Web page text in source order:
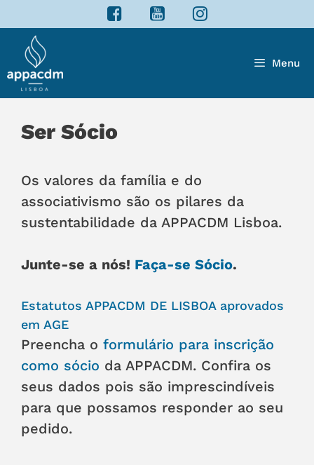
para
conteúdo
Menu
Ser Sócio
Os valores da família e do
associativismo são os pilares da
sustentabilidade da APPACDM Lisboa.
Junte-se a nós! Faça-se Sócio.
Estatutos APPACDM DE LISBOA aprovados
em AGE
Preencha o formulário para inscrição
como sócio da APPACDM. Confira os
seus dados pois são imprescindíveis
para que possamos responder ao seu
pedido.